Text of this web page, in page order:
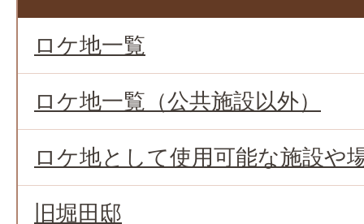
ロケ地一覧
ロケ地一覧（公共施設以外）
ロケ地として使用可能な施設や
旧堀田邸